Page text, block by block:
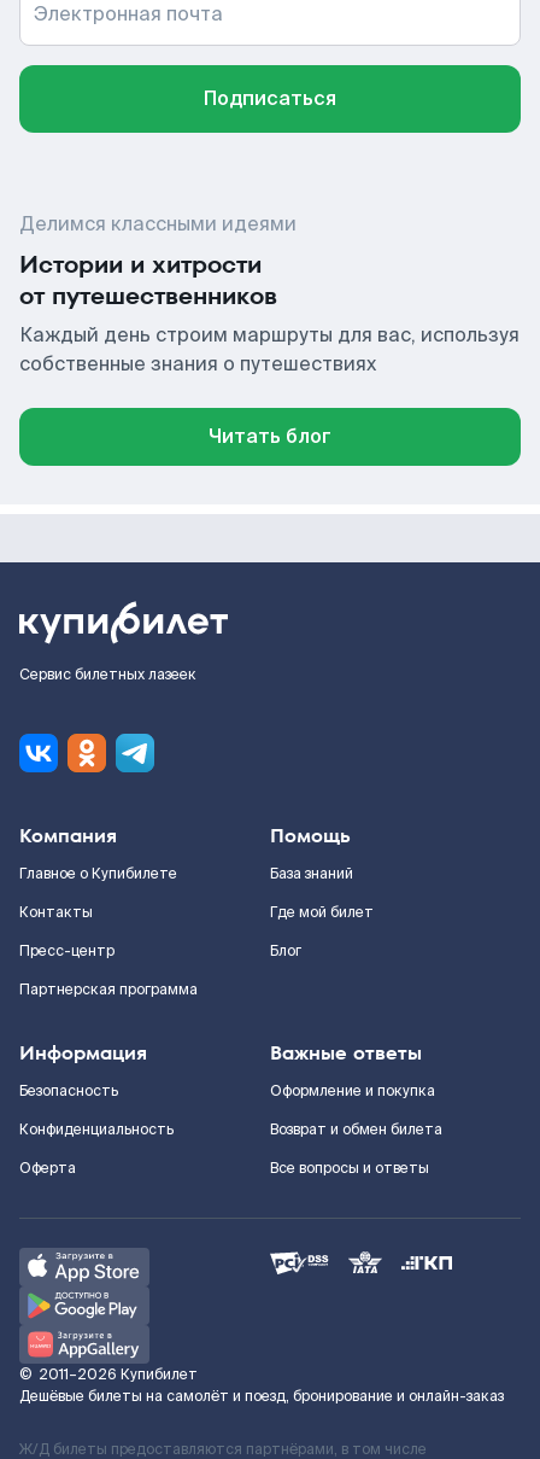
Электронная почта
Подписаться
Делимся классными идеями
Истории и хитрости
от путешественников
Каждый день строим маршруты для вас, используя
собственные знания о путешествиях
Читать блог
Сервис билетных лазеек
Компания
Главное о Купибилете
Контакты
Пресс-центр
Партнерская программа
Помощь
База знаний
Где мой билет
Блог
Информация
Безопасность
Конфиденциальность
Оферта
Важные ответы
Оформление и покупка
Возврат и обмен билета
Все вопросы и ответы
© 2011–2026 Купибилет
Дешёвые билеты на самолёт и поезд, бронирование и онлайн-заказ
Ж/Д билеты предоставляются партнёрами, в том числе